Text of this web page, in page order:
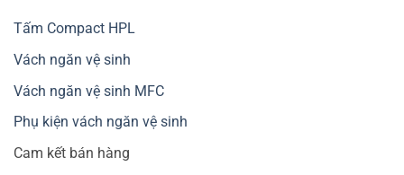
Tấm Compact HPL
Vách ngăn vệ sinh
Vách ngăn vệ sinh MFC
Phụ kiện vách ngăn vệ sinh
Cam kết bán hàng